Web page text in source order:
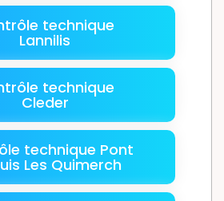
technique
Lannilis
technique
Cleder
technique Pont
Les Quimerch